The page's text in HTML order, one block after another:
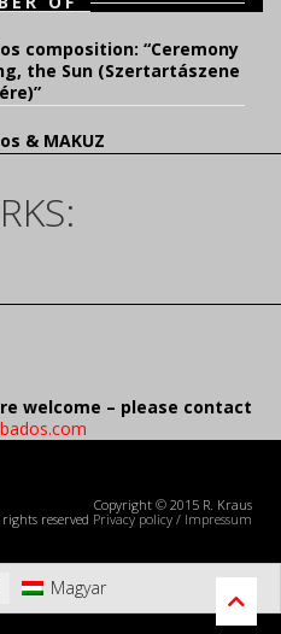
composition: “Ceremony
the Sun (Szertartászene
& MAKUZ
welcome – please contact
2015 R. Kraus
reserved Privacy policy / Impressum
Magyar